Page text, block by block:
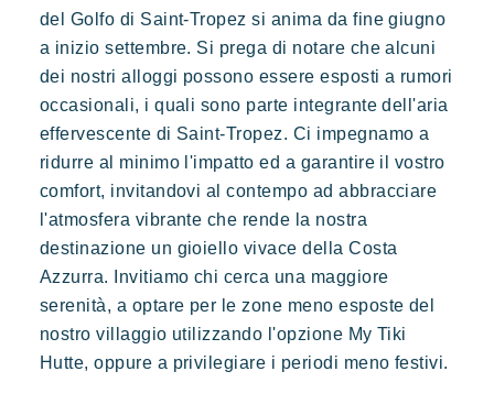
Kon Tiki
Festoso Paradiso tropicale Evasione
Le famose Tiki Huttes, un ambiente idilliaco e un servizio
eccezionale ai piedi della famosa spiaggia di Pampelonne.
Prenotare
del Golfo di Saint-Tropez si anima da fine giugno
a inizio settembre. Si prega di notare che alcuni
dei nostri alloggi possono essere esposti a rumori
occasionali, i quali sono parte integrante dell'aria
effervescente di Saint-Tropez. Ci impegnamo a
ridurre al minimo l'impatto ed a garantire il vostro
comfort, invitandovi al contempo ad abbracciare
l'atmosfera vibrante che rende la nostra
destinazione un gioiello vivace della Costa
Azzurra. Invitiamo chi cerca una maggiore
serenità, a optare per le zone meno esposte del
nostro villaggio utilizzando l'opzione My Tiki
Hutte, oppure a privilegiare i periodi meno festivi.